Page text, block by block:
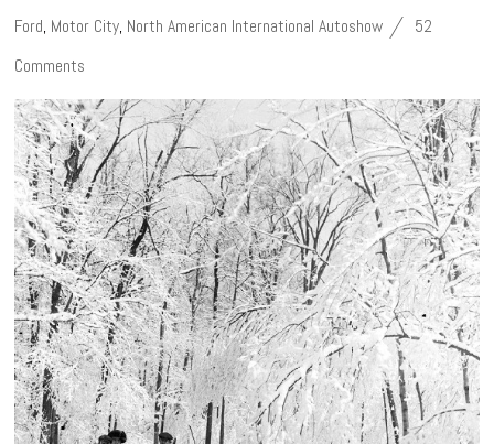
Ford, Motor City, North American International Autoshow
52
Comments